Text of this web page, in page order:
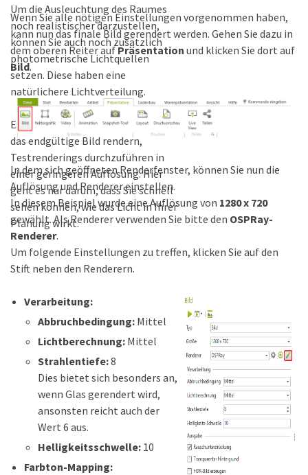
Um die Ausleuchtung des Raumes
noch realistischer darzustellen,
können Sie auch noch zusätzlich
photometrische Lichtquellen
setzen. Diese haben eine
natürlichere Lichtverteilung.
Es empfiehlt sich immer, bevor Sie
das endgültige Bild rendern,
Testrenderings durchzuführen in
einer geringeren Auflösung. Hier
geht es nur darum, dass Sie schnell
sehen können, wie das Licht in Ihrer
Planung wirkt.
Wenn Sie alle nötigen Einstellungen vorgenommen haben,
kann nun das finale Bild gerendert werden. Gehen Sie dazu in
dem oberen Reiter aufPräsentation und klicken Sie dort auf
Bild.
In dem sich geöffneten Renderfenster, können Sie nun die
Auflösung und Renderer einstellen.
In diesem Beispiel wurde eine Auflösung von 1280 x 720
gewählt. Als Renderer verwenden Sie bitte den OSPRay-
Renderer.
Um folgende Einstellungen zu treffen, klicken Sie auf den
Stift neben den Renderern.
Verarbeitung: ⁣
Abbruchbedingung: Mittel
Lichtberechnung: Mittel
Strahlentiefe:8
Dies bietet sich besonders an,
wenn Glas gerendert wird,
ansonsten reicht auch der
Wert 6 aus.
Helligkeitsschwelle: 10
Farbton-Mapping: